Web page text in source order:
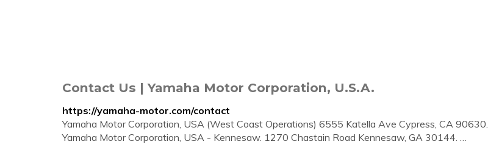
Contact Us | Yamaha Motor Corporation, U.S.A.
https://yamaha-motor.com/contact
Yamaha Motor Corporation, USA (West Coast Operations) 6555 Katella Ave Cypress, CA 90630.
Yamaha Motor Corporation, USA - Kennesaw. 1270 Chastain Road Kennesaw, GA 30144. …